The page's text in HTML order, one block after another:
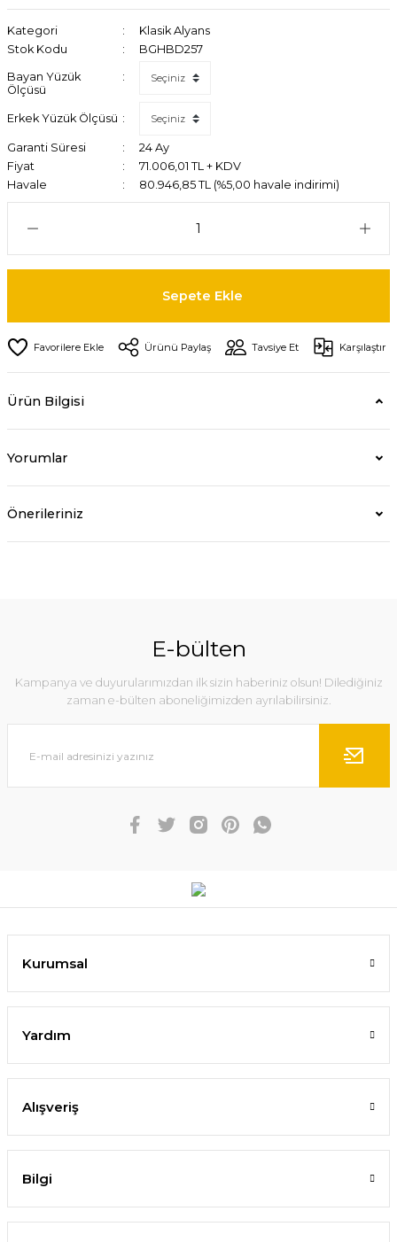
Kategori
Klasik Alyans
Stok Kodu
BGHBD257
Bayan Yüzük
Ölçüsü
Erkek Yüzük Ölçüsü
Garanti Süresi
24 Ay
Fiyat
71.006,01 TL + KDV
Havale
80.946,85 TL (%5,00 havale indirimi)
Sepete Ekle
Ürünü Paylaş Tavsiye Et Karşılaştır
Ürün Bilgisi
Yorumlar
Önerileriniz
E-bülten
Kampanya ve duyurularımızdan ilk sizin haberiniz olsun! Dilediğiniz
zaman e-bülten aboneliğimizden ayrılabilirsiniz.
Kurumsal
Yardım
Alışveriş
Bilgi